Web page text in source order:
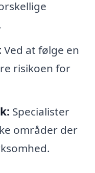
Ved at følge en
risikoen for
Specialister
områder der